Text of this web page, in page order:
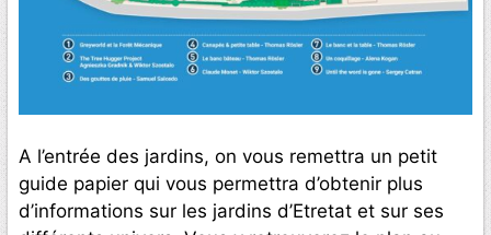
A l’entrée des jardins, on vous remettra un petit
guide papier qui vous permettra d’obtenir plus
d’informations sur les jardins d’Etretat et sur ses